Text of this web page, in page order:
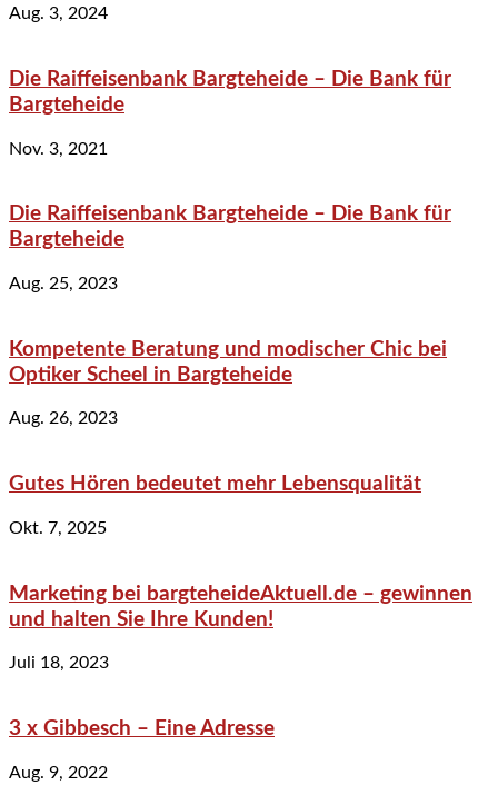
Aug. 3, 2024
Die Raiffeisenbank Bargteheide – Die Bank für
Bargteheide
Nov. 3, 2021
Die Raiffeisenbank Bargteheide – Die Bank für
Bargteheide
Aug. 25, 2023
Kompetente Beratung und modischer Chic bei
Optiker Scheel in Bargteheide
Aug. 26, 2023
Gutes Hören bedeutet mehr Lebensqualität
Okt. 7, 2025
Marketing bei bargteheideAktuell.de – gewinnen
und halten Sie Ihre Kunden!
Juli 18, 2023
3 x Gibbesch – Eine Adresse
Aug. 9, 2022